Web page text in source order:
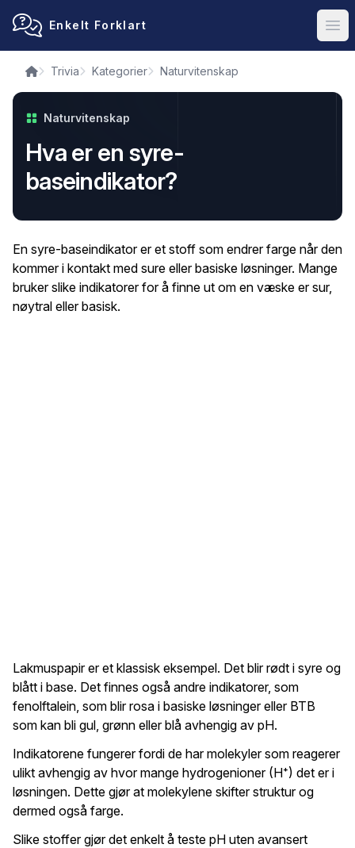
Enkelt Forklart
Trivia Kategorier Naturvitenskap
Naturvitenskap
Hva er en syre-
baseindikator?
En syre-baseindikator er et stoff som endrer farge når den
kommer i kontakt med sure eller basiske løsninger. Mange
bruker slike indikatorer for å finne ut om en væske er sur,
nøytral eller basisk.
Lakmuspapir er et klassisk eksempel. Det blir rødt i syre og
blått i base. Det finnes også andre indikatorer, som
fenolftalein, som blir rosa i basiske løsninger eller BTB
som kan bli gul, grønn eller blå avhengig av pH.
Indikatorene fungerer fordi de har molekyler som reagerer
ulikt avhengig av hvor mange hydrogenioner (H⁺) det er i
løsningen. Dette gjør at molekylene skifter struktur og
dermed også farge.
Slike stoffer gjør det enkelt å teste pH uten avansert